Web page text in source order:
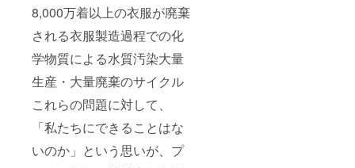
8,000万着以上の衣服が廃棄
される衣服製造過程での化
学物質による水質汚染大量
生産・大量廃棄のサイクル
これらの問題に対して、
「私たちにできることはな
いのか」という思いが、プ